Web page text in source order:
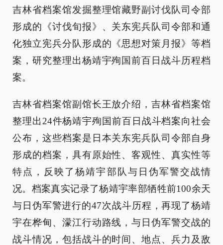
吉林省档案馆发掘整理馆藏野副讨伐队司令部
形成的《讨伐旬报》、关东宪兵队司令部和通
化独立宪兵分队形成的《思想对策月报》等档
案，研究整理出杨靖宇殉国前百日战斗历程档
案。
吉林省档案馆副馆长王放介绍，吉林省档案馆
整理出24件杨靖宇殉国前百日战斗档案向社会
公布，这些档案是日本关东宪兵队司令部自身
形成的档案，具有原始性、客观性、真实性等
特点，反映了杨靖宇部队与日伪军警交战情
况。档案真实记录了杨靖宇率部牺牲前100余天
与日伪军警进行的47次战斗历程，再现了杨靖
宇在桦甸、濛江行动路线，与日伪军警交战的
战斗情况，包括战斗的时间、地点、兵力及敌